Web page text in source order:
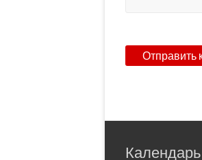
Календарь